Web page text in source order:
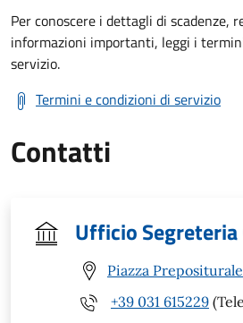
Per conoscere i dettagli di scadenze,
informazioni importanti, leggi i
servizio.
Termini e condizioni di servizio
Contatti
Ufficio Segreteria
Piazza
+39 031 615229